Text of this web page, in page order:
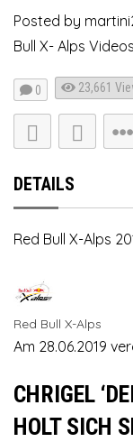
Posted by
Bull X- Alps
0 23,661
DETAILS
Red Bull X-Alps
Red Bull X-Alps
Am 28.06.2019
CHRIGEL
HOLT SICH